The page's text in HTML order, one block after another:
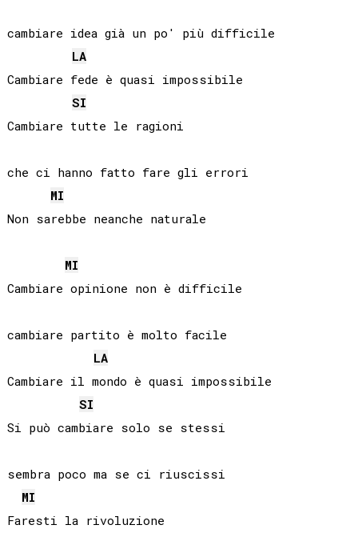
cambiare idea già un po' più difficile
LA
Cambiare fede è quasi impossibile
SI
Cambiare tutte le ragioni
che ci hanno fatto fare gli errori
MI
Non sarebbe neanche naturale
MI
Cambiare opinione non è difficile
cambiare partito è molto facile
LA
Cambiare il mondo è quasi impossibile
SI
Si può cambiare solo se stessi
sembra poco ma se ci riuscissi
MI
Faresti la rivoluzione